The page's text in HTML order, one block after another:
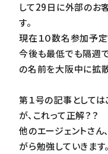
して29日に外部のお
す。
現在１０数名参加予定
今後も最低でも隔週
の名前を大阪中に拡
第１号の記事として
が、これって正解？？
他のエージェントさ
がら勉強していきます。